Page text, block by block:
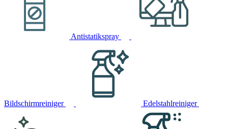
Antistatikspray
Bildschirmreiniger Edelstahlreiniger